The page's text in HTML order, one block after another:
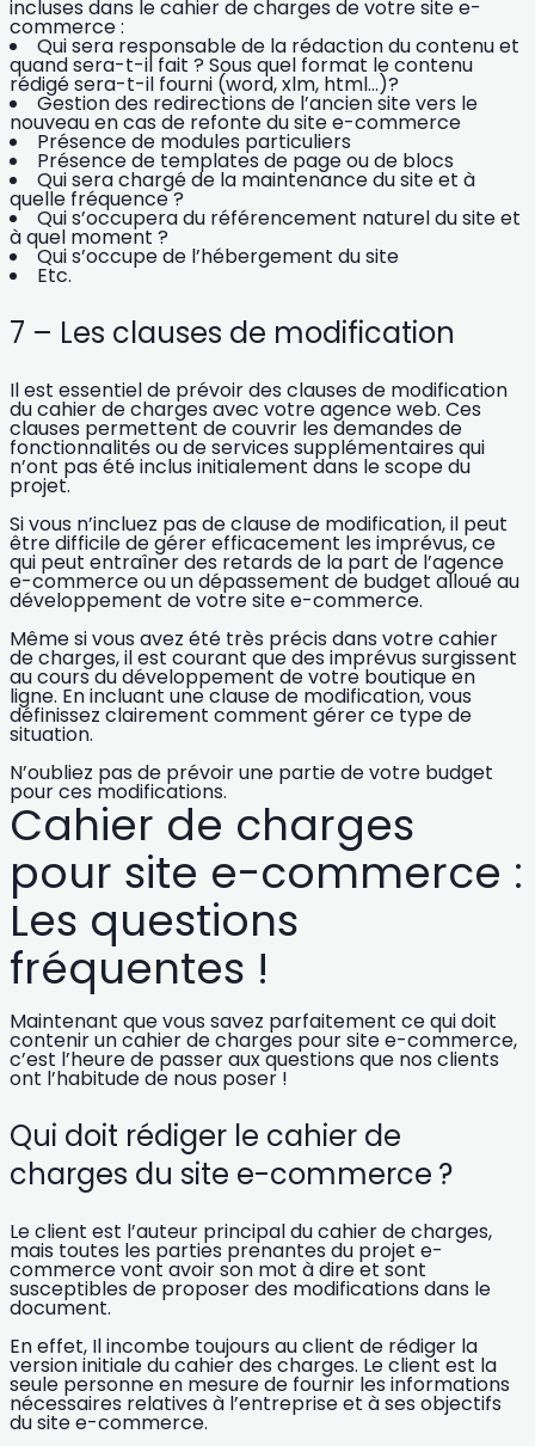
incluses dans le cahier de charges de votre site e-
commerce :
Qui sera responsable de la rédaction du contenu et
quand sera-t-il fait ? Sous quel format le contenu
rédigé sera-t-il fourni (word, xlm, html…)?
Gestion des redirections de l’ancien site vers le
nouveau en cas de refonte du site e-commerce
Présence de modules particuliers
Présence de templates de page ou de blocs
Qui sera chargé de la maintenance du siteet à
quelle fréquence ?
Qui s’occupera du référencement naturel du siteet
à quel moment ?
Qui s’occupe de l’hébergement du site
Etc.
7 – Les clauses de modification
Il est essentiel de prévoir des clauses de modification
du cahier de charges avec votre agence web. Ces
clauses permettent de couvrir les demandes de
fonctionnalités ou de services supplémentaires qui
n’ont pas été inclus initialement dans le scope du
projet.
Si vous n’incluez pas de clause de modification, il peut
être difficile de gérer efficacement les imprévus, ce
qui peut entraîner des retards de la part de l’agence
e-commerce ou un dépassement de budget alloué au
développement de votre site e-commerce.
Même si vous avez été très précis dans votre cahier
de charges, il est courant que des imprévus surgissent
au cours du développement de votre boutique en
ligne. En incluant une clause de modification, vous
définissez clairement comment gérer ce type de
situation.
N’oubliez pas de prévoir une partie de votre budget
pour ces modifications.
Cahier de charges
pour site e-commerce :
Les questions
fréquentes !
Maintenant que vous savez parfaitement ce qui doit
contenir un cahier de charges pour site e-commerce,
c’est l’heure de passer aux questions que nos clients
ont l’habitude de nous poser !
Qui doit rédiger le cahier de
charges du site e-commerce ?
Le client est l’auteur principal du cahier de charges,
mais toutes les parties prenantes du projet e-
commerce vont avoir son mot à dire et sont
susceptibles de proposer des modifications dans le
document.
En effet, Il incombe toujours au client de rédiger la
version initiale du cahier des charges. Le client est la
seule personne en mesure de fournir les informations
nécessaires relatives à l’entreprise et à ses objectifs
du site e-commerce.